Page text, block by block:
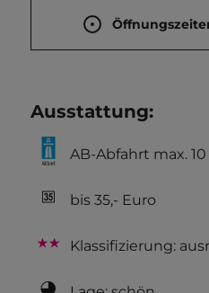
Ausstattung:
AB-Abfahrt max.
bis 35,- Euro
Klassifizierung: